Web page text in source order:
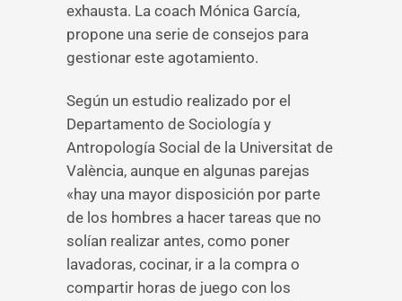
exhausta. La coach Mónica García,
propone una serie de consejos para
gestionar este agotamiento.
Según un estudio realizado por el
Departamento de Sociología y
Antropología Social de la Universitat de
València, aunque en algunas parejas
«hay una mayor disposición por parte
de los hombres a hacer tareas que no
solían realizar antes, como poner
lavadoras, cocinar, ir a la compra o
compartir horas de juego con los